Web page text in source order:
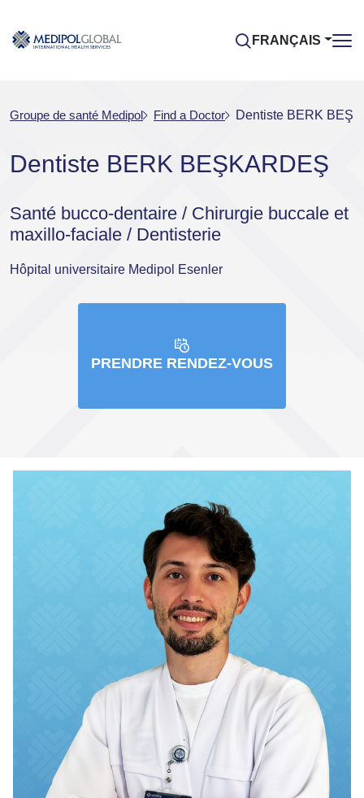
FRANÇAIS
Groupe de santé Medipol Find a Doctor Dentiste BERK
Dentiste BERK BEŞKARDEŞ
Santé bucco-dentaire / Chirurgie buccale et
maxillo-faciale / Dentisterie
Hôpital universitaire Medipol Esenler
PRENDRE RENDEZ-VOUS